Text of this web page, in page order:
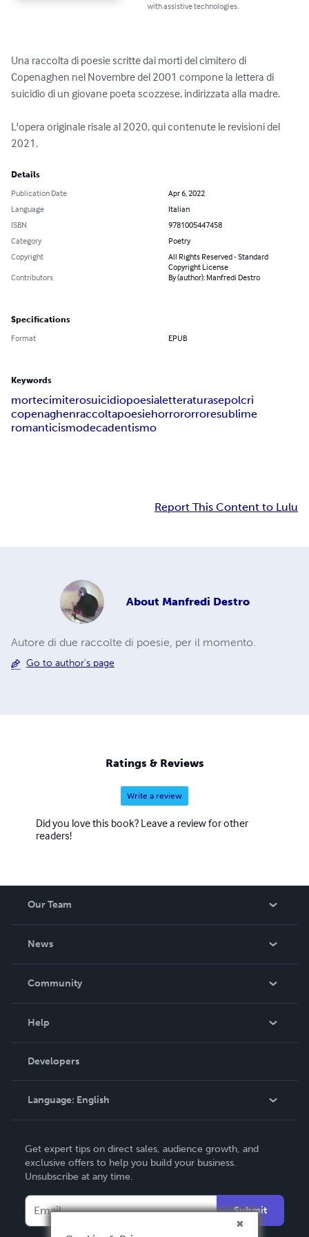
with assistive technologies.
Una raccolta di poesie scritte dai morti del cimitero di
Copenaghen nel Novembre del 2001 compone la lettera di
suicidio di un giovane poeta scozzese, indirizzata alla madre.
L'opera originale risale al 2020, qui contenute le revisioni del
2021.
Details
Publication Date
Apr 6, 2022
Language
Italian
ISBN
9781005447458
Category
Poetry
Copyright
All Rights Reserved - Standard
Copyright License
Contributors
By (author): Manfredi Destro
Specifications
Format EPUB
Keywords
mortecimiterosuicidiopoesialetteraturasepolcri
copenaghenraccoltapoesiehorrororroresublime
romanticismodecadentismo
Report This Content to Lulu
About Manfredi Destro
Autore di due raccolte di poesie, per il momento.
Go to author's page
Ratings & Reviews
Write a review
Did you love this book? Leave a review for other
readers!
Our Team
News
In The News
Community
Podcast
Help
Order Lookup
Knowledge Base
Contact Support
Developers
Language: English
Deutsch
Français
Italiano
Español
Get expert tips on direct sales, audience growth, and
exclusive offers to help you build your business.
Unsubscribe at any time.
Submit